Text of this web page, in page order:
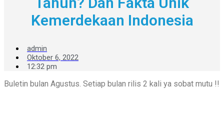
Kemerdekaan Indonesia
admin
Oktober 6, 2022
12:32 pm
Buletin bulan Agustus. Setiap bulan rilis 2 kali ya sobat mutu !!